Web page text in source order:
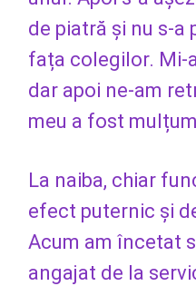
de piatră și nu s-a
fața colegilor. Mi-
dar apoi ne-am
meu a fost
La naiba, chiar
efect puternic și
Acum am încetat
angajat de la